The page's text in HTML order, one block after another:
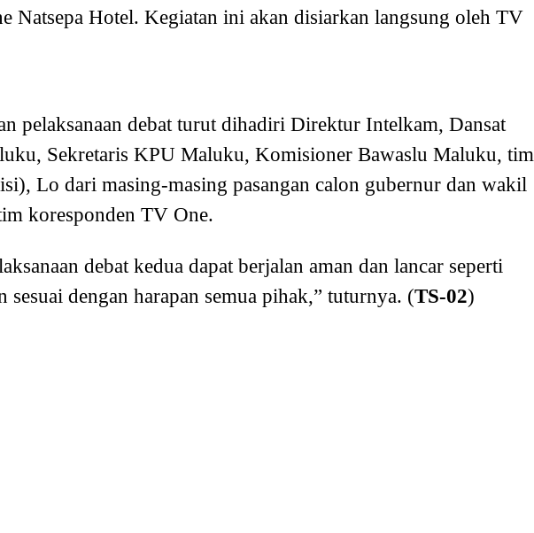
Natsepa Hotel. Kegiatan ini akan disiarkan langsung oleh TV
pelaksanaan debat turut dihadiri Direktur Intelkam, Dansat
Sekretaris KPU Maluku, Komisioner Bawaslu Maluku, tim
Lo dari masing-masing pasangan calon gubernur dan wakil
koresponden TV One.
debat kedua dapat berjalan aman dan lancar seperti
sesuai dengan harapan semua pihak,” tuturnya. (TS-02)